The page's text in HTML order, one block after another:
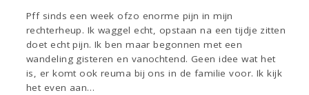
Pff sinds een week ofzo enorme pijn in mijn
rechterheup. Ik waggel echt, opstaan na een tijdje zitten
doet echt pijn. Ik ben maar begonnen met een
wandeling gisteren en vanochtend. Geen idee wat het
is, er komt ook reuma bij ons in de familie voor. Ik kijk
het even aan…